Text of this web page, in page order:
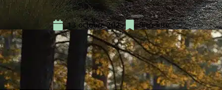
13 octobre 2025 Bien-être